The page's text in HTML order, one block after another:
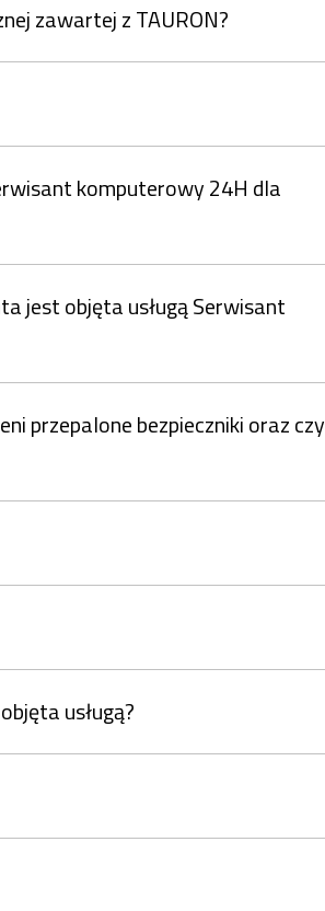
zawartej z TAURON?
komputerowy 24H dla
jest objęta usługą Serwisant
przepalone bezpieczniki oraz czy
usługą?